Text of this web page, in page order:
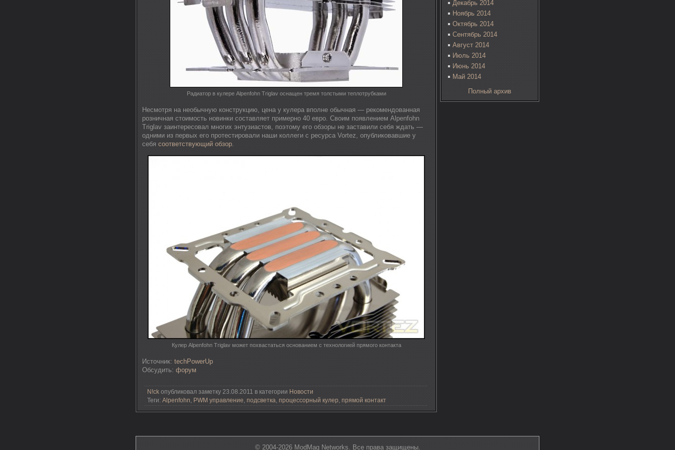
Декабрь 2014
Ноябрь 2014
Октябрь 2014
Сентябрь 2014
Август 2014
Июль 2014
Июнь 2014
Май 2014
Полный архив
Радиатор в кулере Alpenfohn Triglav оснащен тремя толстыми теплотрубками
Несмотря на необычную конструкцию, цена у кулера вполне обычная — рекомендованная
розничная стоимость новинки составляет примерно 40 евро. Своим появлением Alpenfohn
Triglav заинтересовал многих энтузиастов, поэтому его обзоры не заставили себя ждать —
одними из первых его протестировали наши коллеги с ресурса Vortez, опубликовавшие у
себя соответствующий обзор.
Кулер Alpenfohn Triglav может похвастаться основанием с технологией прямого контакта
Источник: techPowerUp
Обсудить: форум
N!ck опубликовал заметку 23.08.2011 в категории Новости
Теги: Alpenfohn, PWM управление, подсветка, процессорный кулер, прямой контакт
© 2004-2026 ModMag Networks. Все права защищены.